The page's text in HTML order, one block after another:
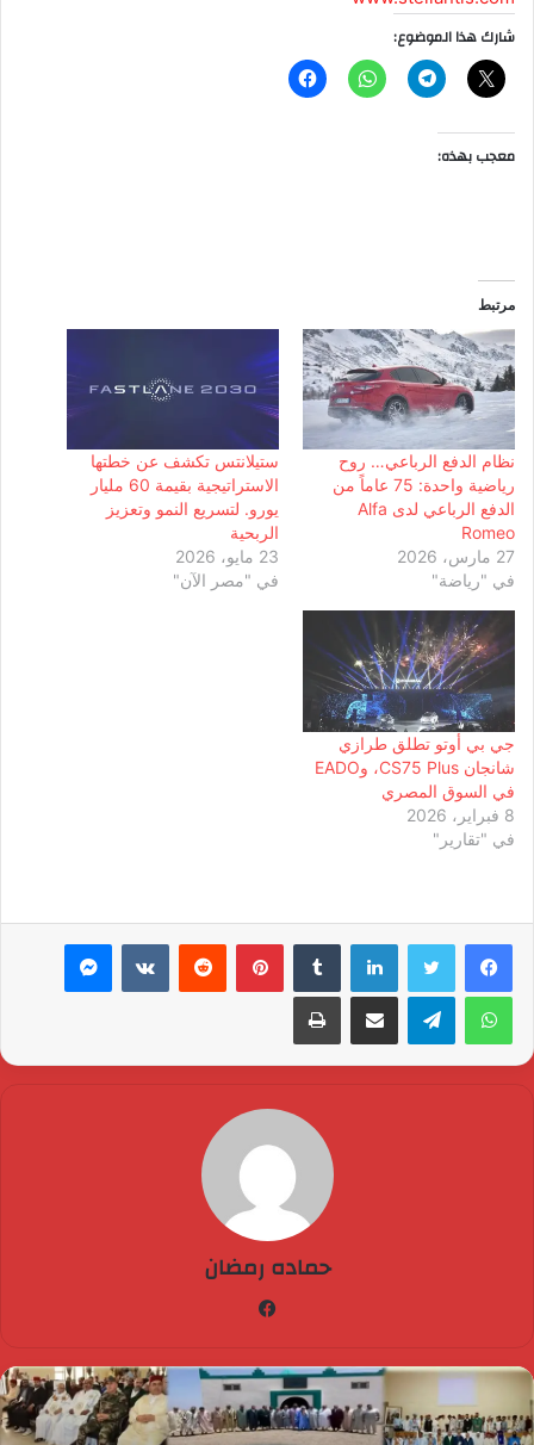
شارك هذا الموضوع:
معجب بهذه:
مرتبط
نظام الدفع الرباعي… روح
رياضية واحدة: 75 عاماً من
الدفع الرباعي لدى Alfa
Romeo
27 مارس، 2026
في "رياضة"
ستيلانتس تكشف عن خطتها
الاستراتيجية بقيمة 60 مليار
يورو. لتسريع النمو وتعزيز
الربحية
23 مايو، 2026
في "مصر الآن"
جي بي أوتو تطلق طرازي
شانجان CS75 Plus، وEADO
في السوق المصري
8 فبراير، 2026
في "تقارير"
لينكدإن بينتيريست ماسنجر
واتساب تيلقرام مشاركة عبر البريد طباعة
حماده رمضان